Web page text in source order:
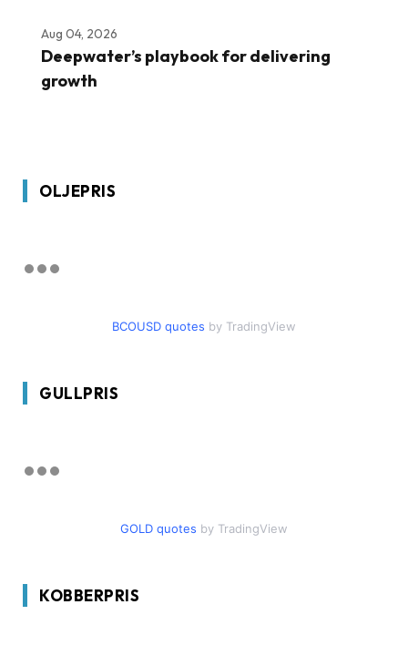
Aug 04, 2026
Deepwater’s playbook for delivering
growth
OLJEPRIS
BCOUSD quotes by TradingView
GULLPRIS
GOLD quotes by TradingView
KOBBERPRIS